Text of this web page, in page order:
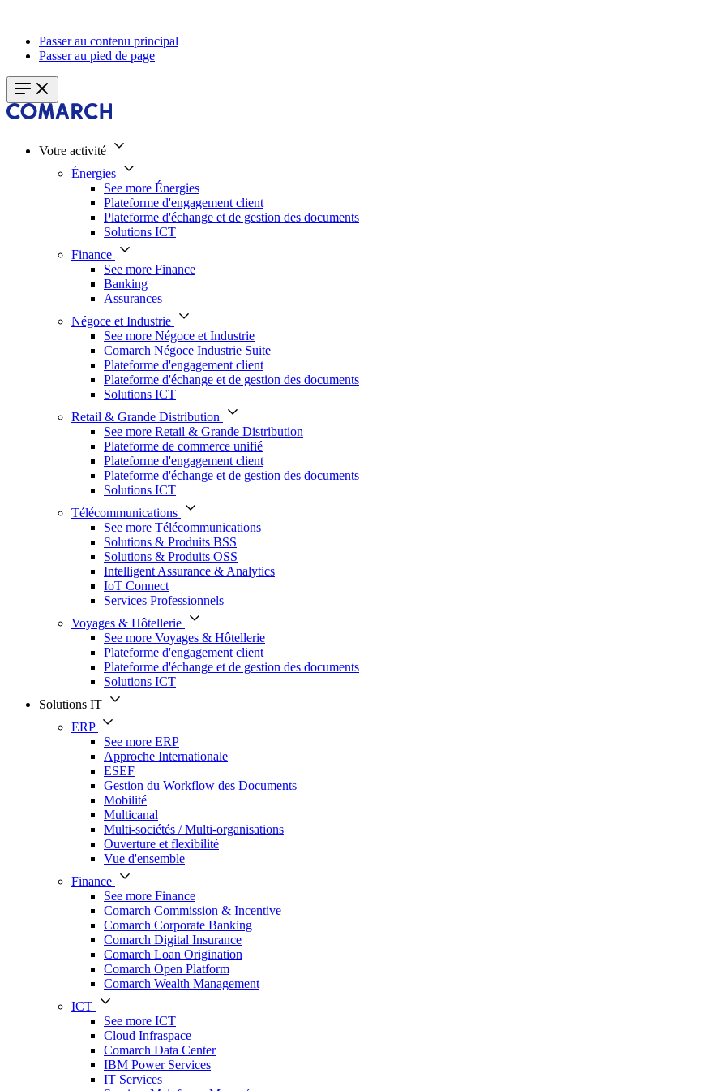
Passer au contenu principal
Passer au pied de page
Votre activité
Énergies
See more Énergies
Plateforme d'engagement client
Plateforme d'échange et de gestion des documents
Solutions ICT
Finance
See more Finance
Banking
Assurances
Négoce et Industrie
See more Négoce et Industrie
Comarch Négoce Industrie Suite
Plateforme d'engagement client
Plateforme d'échange et de gestion des documents
Solutions ICT
Retail & Grande Distribution
See more Retail & Grande Distribution
Plateforme de commerce unifié
Plateforme d'engagement client
Plateforme d'échange et de gestion des documents
Solutions ICT
Télécommunications
See more Télécommunications
Solutions & Produits BSS
Solutions & Produits OSS
Intelligent Assurance & Analytics
IoT Connect
Services Professionnels
Voyages & Hôtellerie
See more Voyages & Hôtellerie
Plateforme d'engagement client
Plateforme d'échange et de gestion des documents
Solutions ICT
Solutions IT
ERP
See more ERP
Approche Internationale
ESEF
Gestion du Workflow des Documents
Mobilité
Multicanal
Multi-sociétés / Multi-organisations
Ouverture et flexibilité
Vue d'ensemble
Finance
See more Finance
Comarch Commission & Incentive
Comarch Corporate Banking
Comarch Digital Insurance
Comarch Loan Origination
Comarch Open Platform
Comarch Wealth Management
ICT
See more ICT
Cloud Infraspace
Comarch Data Center
IBM Power Services
IT Services